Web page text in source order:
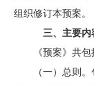
组织修订本预案。
三、主要内
《预案》共包
（一）总则。包